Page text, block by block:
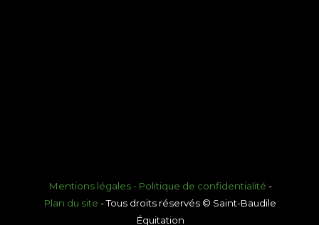
Mentions légales - Politique de confidentialité -
Plan du site -Tous droits réservés © Saint-Baudile
Équitation